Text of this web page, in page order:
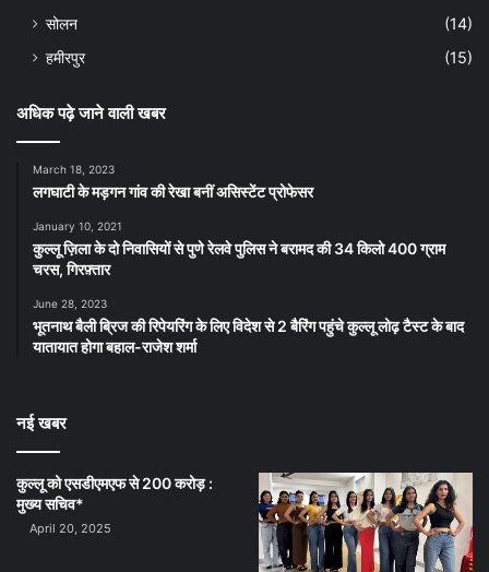
सोलन
(14)
हमीरपुर
(15)
अधिक पढ़े जाने वाली खबर
March 18, 2023
लगघाटी के मड़गन गांव की रेखा बनीं असिस्टेंट प्रोफेसर
January 10, 2021
कुल्लू ज़िला के दो निवासियों से पुणे रेलवे पुलिस ने बरामद की 34 किलो 400 ग्राम
चरस, गिरफ़्तार
June 28, 2023
भूतनाथ बैली ब्रिज की रिपेयरिंग के लिए विदेश से 2 बैरिंग पहुंचे कुल्लू लोढ़ टैस्ट के बाद
यातायात होगा बहाल-राजेश शर्मा
नई खबर
कुल्लू को एसडीएमएफ से 200 करोड़ :
मुख्य सचिव*
April 20, 2025